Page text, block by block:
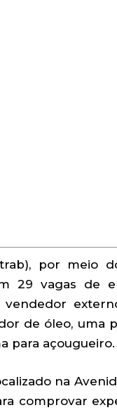
por meio
29 vagas de
vendedor
de óleo, uma
para açougueiro.
na
comprovar